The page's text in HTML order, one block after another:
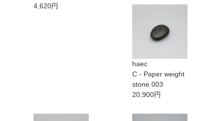
4,620円
haec
C - Paper weight
stone 003
20,900円